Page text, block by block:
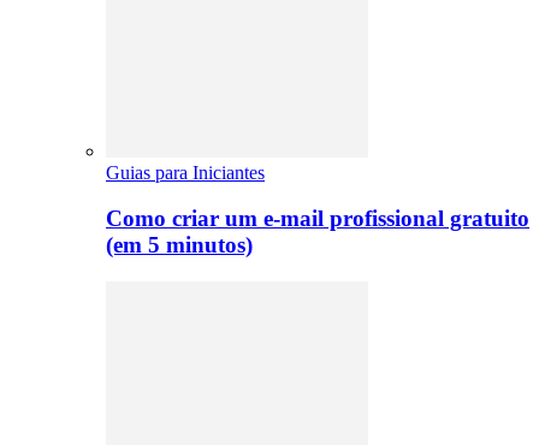
Guias para Iniciantes
Como criar um e-mail profissional gratuito
(em 5 minutos)